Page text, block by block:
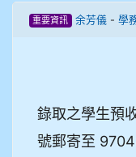
908彭主豪
909林朝智
重要資訊 余芳儀- 學
錄取之學生預
號郵寄至